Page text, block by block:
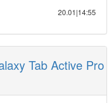
20.01|14:55
Tab Active Pro